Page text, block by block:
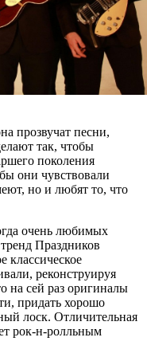
прозвучат песни,
так, чтобы
поколения
они чувствовали
но и любят то, что
очень любимых
Праздников
классическое
реконструируя
на сей раз оригиналы
придать хорошо
лоск. Отличительная
рок-н-ролльным